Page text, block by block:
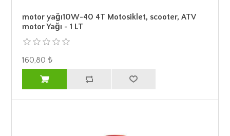
motor yağı10W-40 4T Motosiklet, scooter, ATV
motor Yağı - 1 LT
160,80 ₺